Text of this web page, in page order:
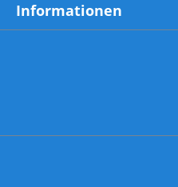
Informationen